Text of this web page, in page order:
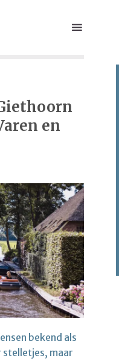
en
bekend als
maar